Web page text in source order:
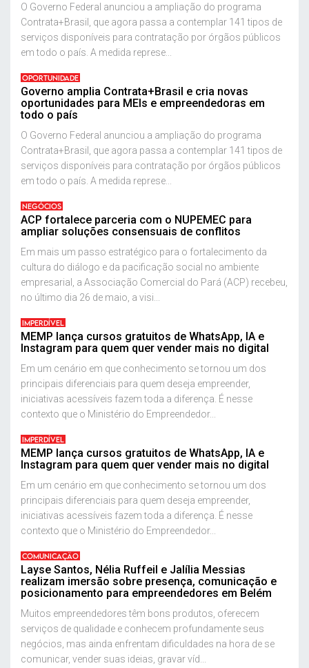
O Governo Federal anunciou a ampliação do programa
Contrata+Brasil, que agora passa a contemplar 141 tipos de
serviços disponíveis para contratação por órgãos públicos
em todo o país. A medida represe...
OPORTUNIDADE
Governo amplia Contrata+Brasil e cria novas
oportunidades para MEIs e empreendedoras em
todo o país
O Governo Federal anunciou a ampliação do programa
Contrata+Brasil, que agora passa a contemplar 141 tipos de
serviços disponíveis para contratação por órgãos públicos
em todo o país. A medida represe...
NEGÓCIOS
ACP fortalece parceria com o NUPEMEC para
ampliar soluções consensuais de conflitos
Em mais um passo estratégico para o fortalecimento da
cultura do diálogo e da pacificação social no ambiente
empresarial, a Associação Comercial do Pará (ACP) recebeu,
no último dia 26 de maio, a visi...
IMPERDÍVEL
MEMP lança cursos gratuitos de WhatsApp, IA e
Instagram para quem quer vender mais no digital
Em um cenário em que conhecimento se tornou um dos
principais diferenciais para quem deseja empreender,
iniciativas acessíveis fazem toda a diferença. É nesse
contexto que o Ministério do Empreendedor...
IMPERDÍVEL
MEMP lança cursos gratuitos de WhatsApp, IA e
Instagram para quem quer vender mais no digital
Em um cenário em que conhecimento se tornou um dos
principais diferenciais para quem deseja empreender,
iniciativas acessíveis fazem toda a diferença. É nesse
contexto que o Ministério do Empreendedor...
COMUNICAÇÃO
Layse Santos, Nélia Ruffeil e Jalília Messias
realizam imersão sobre presença, comunicação e
posicionamento para empreendedores em Belém
Muitos empreendedores têm bons produtos, oferecem
serviços de qualidade e conhecem profundamente seus
negócios, mas ainda enfrentam dificuldades na hora de se
comunicar, vender suas ideias, gravar víd...